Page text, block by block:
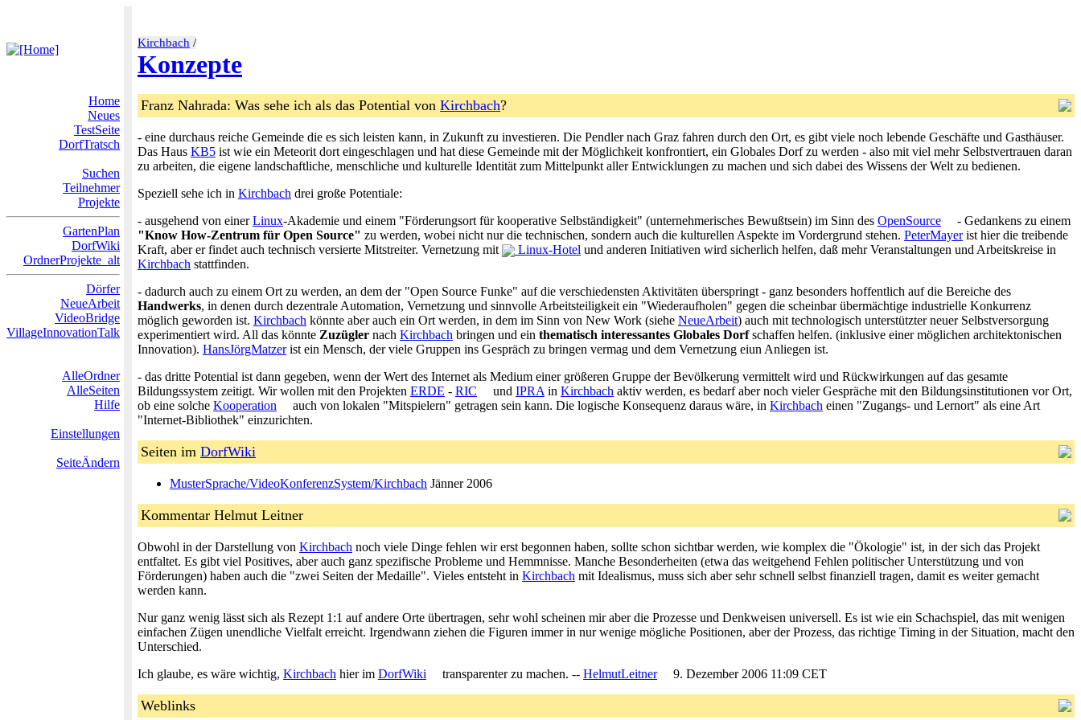
Kirchbach /
Konzepte
Home
Neues
TestSeite
DorfTratsch
Suchen
Teilnehmer
Projekte
GartenPlan
DorfWiki
OrdnerProjekte_alt
Dörfer
NeueArbeit
VideoBridge
VillageInnovationTalk
AlleOrdner
AlleSeiten
Hilfe
Einstellungen
SeiteÄndern
Franz Nahrada: Was sehe ich als das Potential von Kirchbach?
- eine durchaus reiche Gemeinde die es sich leisten kann, in Zukunft zu investieren. Die Pendler nach Graz fahren durch den Ort, es gibt viele noch lebende Geschäfte und Gasthäuser.
Das Haus KB5 ist wie ein Meteorit dort eingeschlagen und hat diese Gemeinde mit der Möglichkeit konfrontiert, ein Globales Dorf zu werden - also mit viel mehr Selbstvertrauen daran
zu arbeiten, die eigene landschaftliche, menschliche und kulturelle Identität zum Mittelpunkt aller Entwicklungen zu machen und sich dabei des Wissens der Welt zu bedienen.
Speziell sehe ich in Kirchbach drei große Potentiale:
- ausgehend von einerLinux-Akademie und einem "Förderungsort für kooperative Selbständigkeit" (unternehmerisches Bewußtsein) im Sinn des OpenSource
- Gedankens zu einem
"Know How-Zentrum für Open Source" zu werden, wobei nicht nur die technischen, sondern auch die kulturellen Aspekte im Vordergrund stehen. PeterMayerist hier die treibende
Kraft, aber er findet auch technisch versierte Mitstreiter. Vernetzung mit
Linux-Hotel und anderen Initiativen wird sicherlich helfen, daß mehr Veranstaltungen und Arbeitskreise in
Kirchbach stattfinden.
- dadurch auch zu einem Ort zu werden, an dem der "Open Source Funke" auf die verschiedensten Aktivitäten überspringt - ganz besonders hoffentlich auf die Bereiche des
Handwerks, in denen durch dezentrale Automation, Vernetzung und sinnvolle Arbeitsteiligkeit ein "Wiederaufholen" gegen die scheinbar übermächtige industrielle Konkurrenz
möglich geworden ist. Kirchbach könnte aber auch ein Ort werden, in dem im Sinn von New Work (siehe NeueArbeit) auch mit technologisch unterstützter neuer Selbstversorgung
experimentiert wird. All das könnte Zuzügler nach Kirchbach bringen und ein thematisch interessantes Globales Dorfschaffen helfen. (inklusive einer möglichen architektonischen
Innovation). HansJörgMatzerist ein Mensch, der viele Gruppen ins Gespräch zu bringen vermag und dem Vernetzung eiun Anliegen ist.
- das dritte Potential ist dann gegeben, wenn der Wert des Internet als Medium einer größeren Gruppe der Bevölkerung vermittelt wird und Rückwirkungen auf das gesamte
Bildungssystem zeitigt. Wir wollen mit den Projekten ERDE - RIC und IPRA in Kirchbach aktiv werden, es bedarf aber noch vieler Gespräche mit den Bildungsinstitutionen vor Ort,
ob eine solche Kooperation auch von lokalen "Mitspielern" getragen sein kann. Die logische Konsequenz daraus wäre, in Kirchbach einen "Zugangs- und Lernort" als eine Art
"Internet-Bibliothek" einzurichten.
Seiten im DorfWiki
MusterSprache/VideoKonferenzSystem/Kirchbach Jänner 2006
Kommentar Helmut Leitner
Obwohl in der Darstellung von Kirchbach noch viele Dinge fehlen wir erst begonnen haben, sollte schon sichtbar werden, wie komplex die "Ökologie" ist, in der sich das Projekt
entfaltet. Es gibt viel Positives, aber auch ganz spezifische Probleme und Hemmnisse. Manche Besonderheiten (etwa das weitgehend Fehlen politischer Unterstützung und von
Förderungen) haben auch die "zwei Seiten der Medaille". Vieles entsteht in Kirchbach mit Idealismus, muss sich aber sehr schnell selbst finanziell tragen, damit es weiter gemacht
werden kann.
Nur ganz wenig lässt sich als Rezept 1:1 auf andere Orte übertragen, sehr wohl scheinen mir aber die Prozesse und Denkweisen universell. Es ist wie ein Schachspiel, das mit wenigen
einfachen Zügen unendliche Vielfalt erreicht. Irgendwann ziehen die Figuren immer in nur wenige mögliche Positionen, aber der Prozess, das richtige Timing in der Situation, macht den
Unterschied.
Ich glaube, es wäre wichtig, Kirchbach hier im DorfWiki transparenter zu machen. -- HelmutLeitner 9. Dezember 2006 11:09 CET
Weblinks